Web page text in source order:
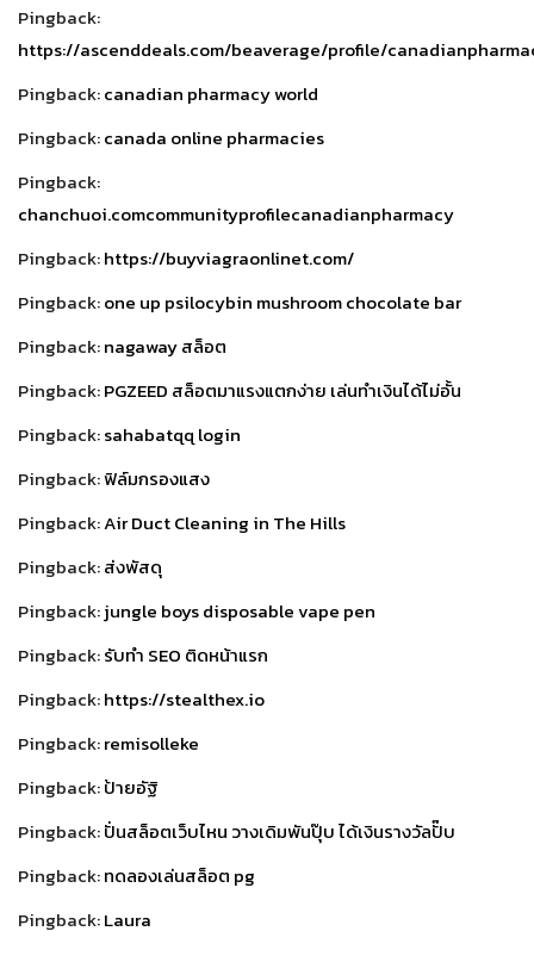
Pingback:
https://ascenddeals.com/beaverage/profile/
Pingback:canadian pharmacy world
Pingback:canada online pharmacies
Pingback:
chanchuoi.comcommunityprofilecanadianpharmacy
Pingback:https://buyviagraonlinet.com/
Pingback:one up psilocybin mushroom chocolate bar
Pingback:nagaway สล็อต
Pingback:PGZEED สล็อตมาแรงแตกง่าย เล่นทำเงินได้ไม่อั้น
Pingback:sahabatqq login
Pingback:ฟิล์มกรองแสง
Pingback:Air Duct Cleaning in The Hills
Pingback:ส่งพัสดุ
Pingback:jungle boys disposable vape pen
Pingback:รับทำ SEO ติดหน้าแรก
Pingback:https://stealthex.io
Pingback:remisolleke
Pingback:ป้ายอัฐิ
Pingback:ปั่นสล็อตเว็บไหน วางเดิมพันปุ๊บ ได้เงินรางวัลปั๊บ
Pingback:ทดลองเล่นสล็อต pg
Pingback:Laura